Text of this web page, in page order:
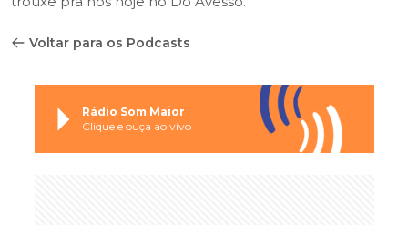
Voltar para os Podcasts
Rádio Som Maior
Clique e ouça ao vivo